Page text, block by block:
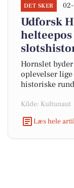
DET SKER
Udforsk
Hornslet
oplevelser
historiske
Kilde: Kultunaut
Læs hele